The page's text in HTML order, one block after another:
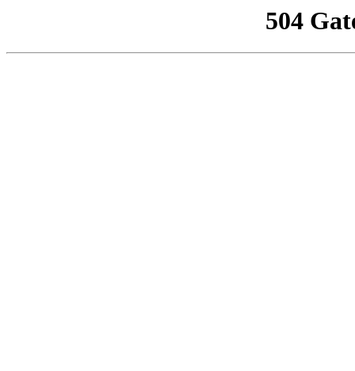
504